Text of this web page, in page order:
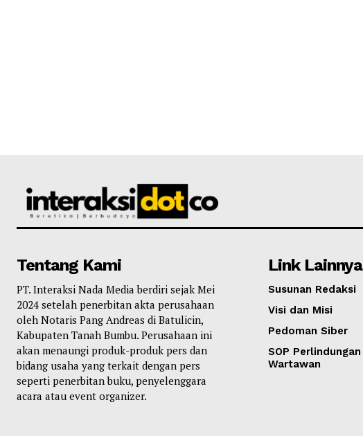
Tentang Kami
PT. Interaksi Nada Media berdiri sejak Mei
2024 setelah penerbitan akta perusahaan
oleh Notaris Pang Andreas di Batulicin,
Kabupaten Tanah Bumbu. Perusahaan ini
akan menaungi produk-produk pers dan
bidang usaha yang terkait dengan pers
seperti penerbitan buku, penyelenggara
acara atau event organizer.
Link Lainnya
Susunan Redaksi
Visi dan Misi
Pedoman Siber
SOP Perlindungan
Wartawan